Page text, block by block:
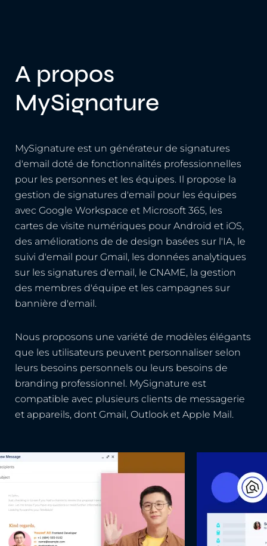
A propos
MySignature
MySignature est un générateur de signatures
d'email doté de fonctionnalités professionnelles
pour les personnes et les équipes. Il propose la
gestion de signatures d'email pour les équipes
avec Google Workspace et Microsoft 365, les
cartes de visite numériques pour Android et iOS,
des améliorations de de design basées sur l'IA, le
suivi d'email pour Gmail, les données analytiques
sur les signatures d'email, le CNAME, la gestion
des membres d'équipe et les campagnes sur
bannière d'email.
Nous proposons une variété de modèles élégants
que les utilisateurs peuvent personnaliser selon
leurs besoins personnels ou leurs besoins de
branding professionnel. MySignature est
compatible avec plusieurs clients de messagerie
et appareils, dont Gmail, Outlook et Apple Mail.